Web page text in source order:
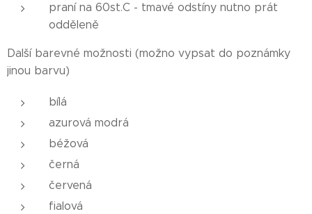
praní na 60st.C - tmavé odstíny nutno prát
odděleně
Další barevné možnosti (možno vypsat do poznámky
jinou barvu)
bílá
azurová modrá
béžová
černá
červená
fialová